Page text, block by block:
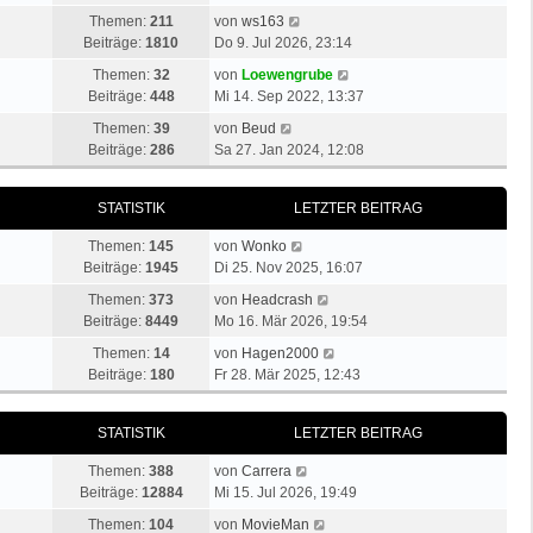
g
e
i
t
g
t
e
B
e
i
r
a
e
e
t
g
Themen: 211
Beiträge: 1810
von ws163
e
e
s
e
r
B
e
i
t
r
a
g
Do 9. Jul 2026, 23:14
Themen: 32
Beiträge: 448
von Loewengrube
e
s
e
e
r
g
Mi 14. Sep 2022, 13:37
Themen: 39
Beiträge: 286
von Beud
e
u
e
s
t
e
r
B
e
t
r
g
Sa 27. Jan 2024, 12:08
STATISTIK LETZTER BEITRAG
Themen: 145
Beiträge: 1945
von Wonko
e
e
s
t
e
r
B
e
i
t
r
a
Di 25. Nov 2025, 16:07
Themen: 373
Beiträge: 8449
von Headcrash
e
e
s
e
e
Mo 16. Mär 2026, 19:54
Themen: 14
Beiträge: 180
von Hagen2000
e
u
e
s
t
r
Fr 28. Mär 2025, 12:43
STATISTIK LETZTER BEITRAG
Themen: 388
Beiträge: 12884
von Carrera
e
Mi 15. Jul 2026, 19:49
Themen: 104
von MovieMan